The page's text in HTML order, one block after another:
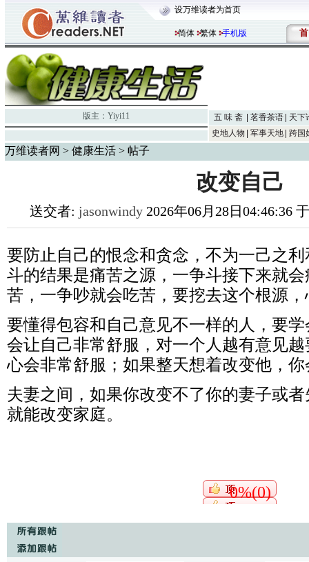
设万维读者为首页
简体 繁体 手机版 首
版主： Yiyi11 五 味 斋 茗香茶语
天下
史地人物
军事天地 跨国
万维读者网 > 健康生活 > 帖子
改变自己
送交者: jasonwindy2026年06月28日04:46:36
要防止自己的恨念和贪念，不为一己之
斗的结果是痛苦之源，一争斗接下来就
苦，一争吵就会吃苦，要挖去这个根源
要懂得包容和自己意见不一样的人，要
会让自己非常舒服，对一个人越有意见
心会非常舒服；如果整天想着改变他，
夫妻之间，如果你改变不了你的妻子或
就能改变家庭。
0%(0)